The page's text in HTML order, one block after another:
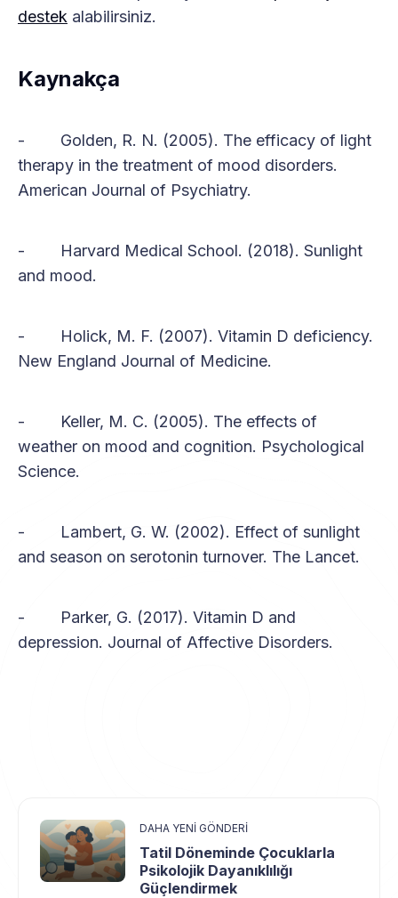
destek alabilirsiniz.
Kaynakça
- Golden, R. N. (2005). The efficacy of light
therapy in the treatment of mood disorders.
American Journal of Psychiatry.
- Harvard Medical School. (2018). Sunlight
and mood.
- Holick, M. F. (2007). Vitamin D deficiency.
New England Journal of Medicine.
- Keller, M. C. (2005). The effects of
weather on mood and cognition. Psychological
Science.
- Lambert, G. W. (2002). Effect of sunlight
and season on serotonin turnover. The Lancet.
- Parker, G. (2017). Vitamin D and
depression. Journal of Affective Disorders.
DAHA YENI GÖNDERI
Tatil Döneminde Çocuklarla
Psikolojik Dayanıklılığı
Güçlendirmek